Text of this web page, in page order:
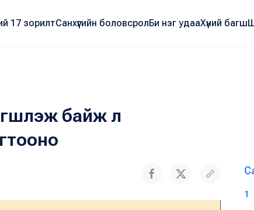
17 зорилтСанхүүгийн боловсролБи нэг удааХүний багш
байж л
1